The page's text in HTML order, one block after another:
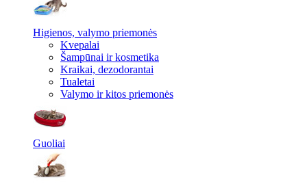
Higienos, valymo priemonės
Kvepalai
Šampūnai ir kosmetika
Kraikai, dezodorantai
Tualetai
Valymo ir kitos priemonės
Guoliai